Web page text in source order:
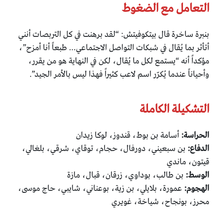
التعامل مع الضغوط
بنبرة ساخرة قال بيتكوفيتش: “لقد برهنت في كل التربصات أنني
أتأثر بما يُقال في شبكات التواصل الاجتماعي… طبعاً أنا أمزح”،
مؤكداً أنه “يستمع لكل ما يُقال، لكن في النهاية هو من يقرر،
وأحياناً عندما يُكرّر اسم لاعب كثيراً فهذا ليس بالأمر الجيد”.
التشكيلة الكاملة
الحراسة: أسامة بن بوط، قندوز، لوكا زيدان
الدفاع: بن سبعيني، دورفال، حجام، توقاي، شرقي، بلغالي،
قيتون، ماندي
الوسط: بن طالب، بوداوي، زرقان، قبال، مازة
الهجوم: عمورة، بلايلي، بن زية، بوعناني، شايبي، حاج موسى،
محرز، بونجاح، شياخة، غويري